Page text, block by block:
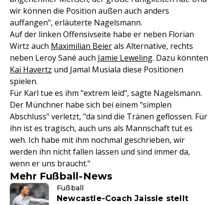
wir können die Position außen auch anders
auffangen", erläuterte Nagelsmann.
Auf der linken Offensivseite habe er neben Florian
Wirtz auch Maximilian Beierals Alternative, rechts
neben Leroy Sané auch Jamie Leweling. Dazu könnten
Kai Havertz und Jamal Musiala diese Positionen
spielen.
Für Karl tue es ihm "extrem leid", sagte Nagelsmann.
Der Münchner habe sich bei einem "simplen
Abschluss" verletzt, "da sind die Tränen geflossen. Für
ihn ist es tragisch, auch uns als Mannschaft tut es
weh. Ich habe mit ihm nochmal geschrieben, wir
werden ihn nicht fallen lassen und sind immer da,
wenn er uns braucht."
Mehr Fußball-News
Fußball
Newcastle-Coach Jaissle stellt